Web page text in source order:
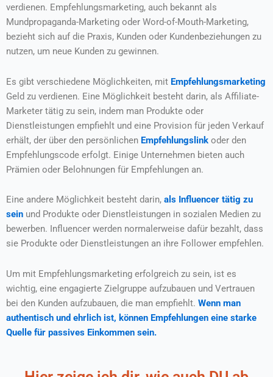
verdienen. Empfehlungsmarketing, auch bekannt als
Mundpropaganda-Marketing oder Word-of-Mouth-Marketing,
bezieht sich auf die Praxis, Kunden oder Kundenbeziehungen zu
nutzen, um neue Kunden zu gewinnen.
Es gibt verschiedene Möglichkeiten, mit Empfehlungsmarketing
Geld zu verdienen. Eine Möglichkeit besteht darin, als Affiliate-
Marketer tätig zu sein, indem man Produkte oder
Dienstleistungen empfiehlt und eine Provision für jeden Verkauf
erhält, der über den persönlichen Empfehlungslink oder den
Empfehlungscode erfolgt. Einige Unternehmen bieten auch
Prämien oder Belohnungen für Empfehlungen an.
Eine andere Möglichkeit besteht darin, als Influencer tätig zu
sein und Produkte oder Dienstleistungen in sozialen Medien zu
bewerben. Influencer werden normalerweise dafür bezahlt, dass
sie Produkte oder Dienstleistungen an ihre Follower empfehlen.
Um mit Empfehlungsmarketing erfolgreich zu sein, ist es
wichtig, eine engagierte Zielgruppe aufzubauen und Vertrauen
bei den Kunden aufzubauen, die man empfiehlt. Wenn man
authentisch und ehrlich ist, können Empfehlungen eine starke
Quelle für passives Einkommen sein.